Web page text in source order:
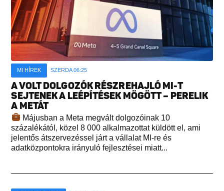
MI HÍREK SZERDA 06:25
A VOLT DOLGOZÓK RÉSZREHAJLÓ MI-T
SEJTENEK A LEÉPÍTÉSEK MÖGÖTT – PERELIK
A METÁT
Májusban a Meta megvált dolgozóinak 10
százalékától, közel 8 000 alkalmazottat küldött el, ami
jelentős átszervezéssel járt a vállalat MI-re és
adatközpontokra irányuló fejlesztései miatt...